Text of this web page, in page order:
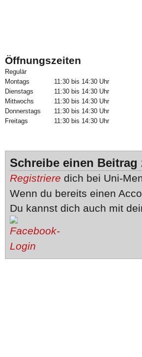
Öffnungszeiten
Regulär
Montags
11:30 bis 14:30 Uhr
Dienstags
11:30 bis 14:30 Uhr
Mittwochs
11:30 bis 14:30 Uhr
Donnerstags
11:30 bis 14:30 Uhr
Freitags
11:30 bis 14:30 Uhr
Schreibe einen Beitrag
Registriere dich bei Uni-
Wenn du bereits einen
Du kannst dich auch mit